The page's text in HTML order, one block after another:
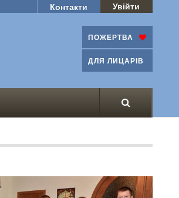
Контакти Увійти
ПОЖЕРТВА
ДЛЯ ЛИЦАРІВ